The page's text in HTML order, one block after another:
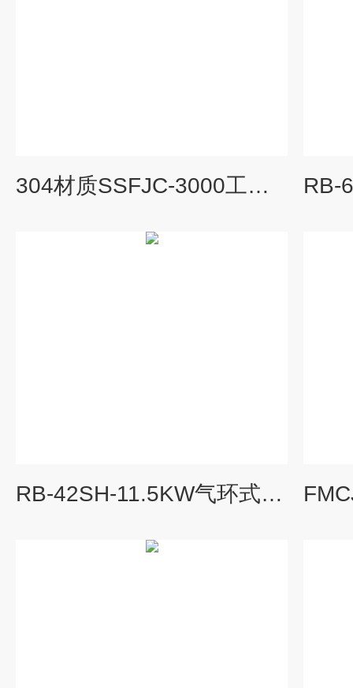
304材质SSFJC-3000工业湿式集尘器3KW吸尘器
RB-42SH-11.5KW气环式真空泵漩涡真空生产风机